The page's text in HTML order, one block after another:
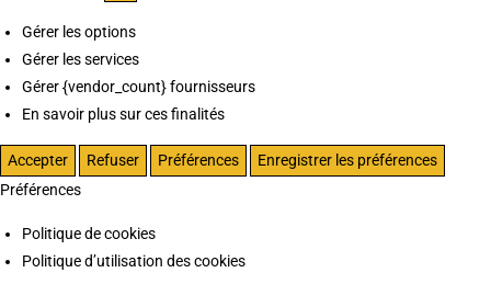
Gérer les options
Gérer les services
Gérer {vendor_count} fournisseurs
En savoir plus sur ces finalités
Accepter Refuser Préférences
Enregistrer les préférences
Préférences
Politique de cookies
Politique d’utilisation des cookies